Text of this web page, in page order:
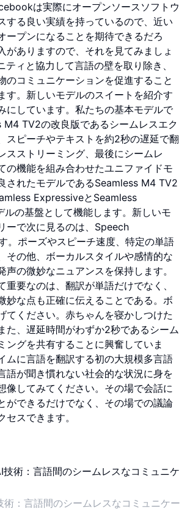
は実際にオープンソースソフトウ
する良い実績を持っているので、近い
ープンになることを期待できるだろ
がありますので、それを見てみましょ
ティと協力して言語の壁を取り除き、
のコミュニケーションを促進すること
す。新しいモデルのスイートを紹介す
にしています。私たちの基本モデルで
M4 TV2の改良版であるシームレスエク
スピーチやテキストを約2秒の遅延で翻
スストリーミング、最後にシームレ
の機能を組み合わせたユニファイドモ
されたモデルであるSeamless M4 TV2
ExpressiveとSeamless
の基盤として機能します。新しいモ
ーで次に見るのは、Speech
。ポーズやスピーチ速度、特定の単語
その他、ボーカルスタイルや感情的な
声の微妙なニュアンスを保持します。
重要なのは、翻訳が単語だけでなく、
妙な点も正確に伝えることである。ボ
てください。赤ちゃんを寝かしつけた
た、遅延時間がわずか2秒であるシーム
ングを共有することに興奮していま
ムに言語を翻訳する初の大規模多言語
語が聞き慣れない社会的な状況に身を
像してみてください。その場で会話に
ができるだけでなく、その場での議論
セスできます。
術：言語間のシームレスなコミュニケー